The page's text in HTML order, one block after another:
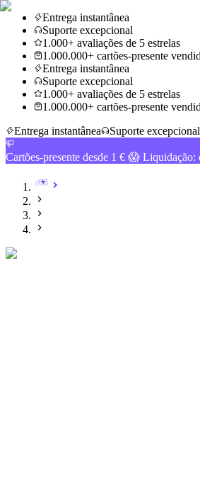
Entrega instantânea
Suporte excepcional
1.000+ avaliações de 5 estrelas
1.000.000+ cartões-presente
Entrega instantânea
Suporte excepcional
1.000+ avaliações de 5 estrelas
1.000.000+ cartões-presente
Entrega instantânea
Suporte excepcional
Cartões-presente desde 1 € 😱 Liquidação: